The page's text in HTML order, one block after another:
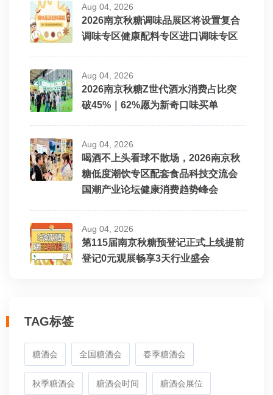
Aug 04, 2026
2026南京秋糖调味品展区将设置复合
调味专区健康配料专区进口调味专区
Aug 04, 2026
2026南京秋糖Z世代酒水消费占比突
破45%｜62%愿为新奇口味买单
Aug 04, 2026
喝酒不上头看球不散场，2026南京秋
糖低度潮饮专区配套食品科技交流会
国潮产业论坛健康消费趋势峰会
Aug 04, 2026
第115届南京秋糖预登记正式上线提前
登记0元观展畅享3天行业盛会
TAG标签
糖酒会 全国糖酒会 春季糖酒会
秋季糖酒会 糖酒会时间 糖酒会展位